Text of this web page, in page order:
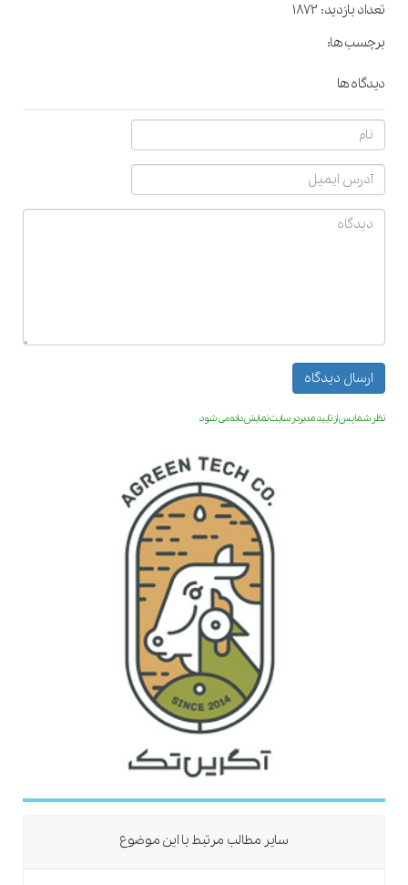
تعداد بازدید:
برچسب ها:
دیدگاه ها
نظر شما پس از تایید مدیردر سایت نمایش داده می شود
سایر مطالب مرتبط با این موضوع